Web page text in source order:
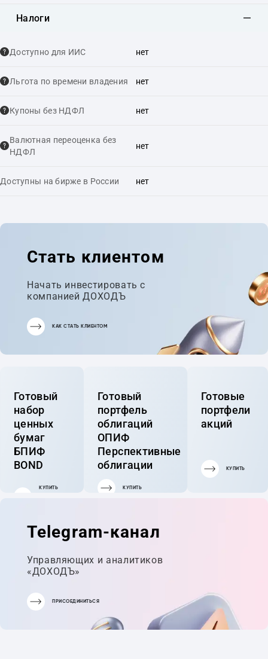
Налоги
Доступно для ИИС нет
Льгота по времени владения нет
Купоны без НДФЛ нет
Валютная переоценка без
НДФЛ
нет
Доступны на бирже в России нет
Стать клиентом
Начать инвестировать с
компанией ДОХОДЪ
КАК СТАТЬ КЛИЕНТОМ
Готовый
набор
ценных
бумаг
БПИФ
BOND
КУПИТЬ
Готовый
портфель
облигаций
ОПИФ
Перспективные
облигации
КУПИТЬ
Готовые
портфели
акций
КУПИТЬ
Telegram-канал
Управляющих и аналитиков
«ДОХОДЪ»
ПРИСОЕДИНИТЬСЯ